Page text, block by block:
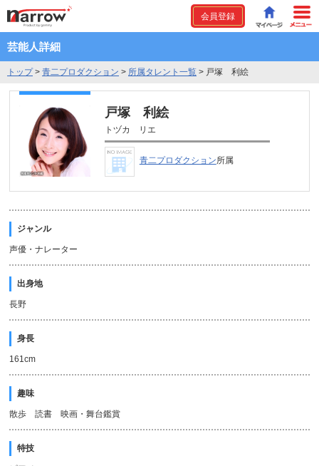
会員登録
芸能人詳細
トップ> 青二プロダクション > 所属タレント一覧 > 戸塚 利絵
戸塚 利絵
トヅカ リエ
青二プロダクション所属
ジャンル
声優・ナレーター
出身地
長野
身長
161cm
趣味
散歩 読書 映画・舞台鑑賞
特技